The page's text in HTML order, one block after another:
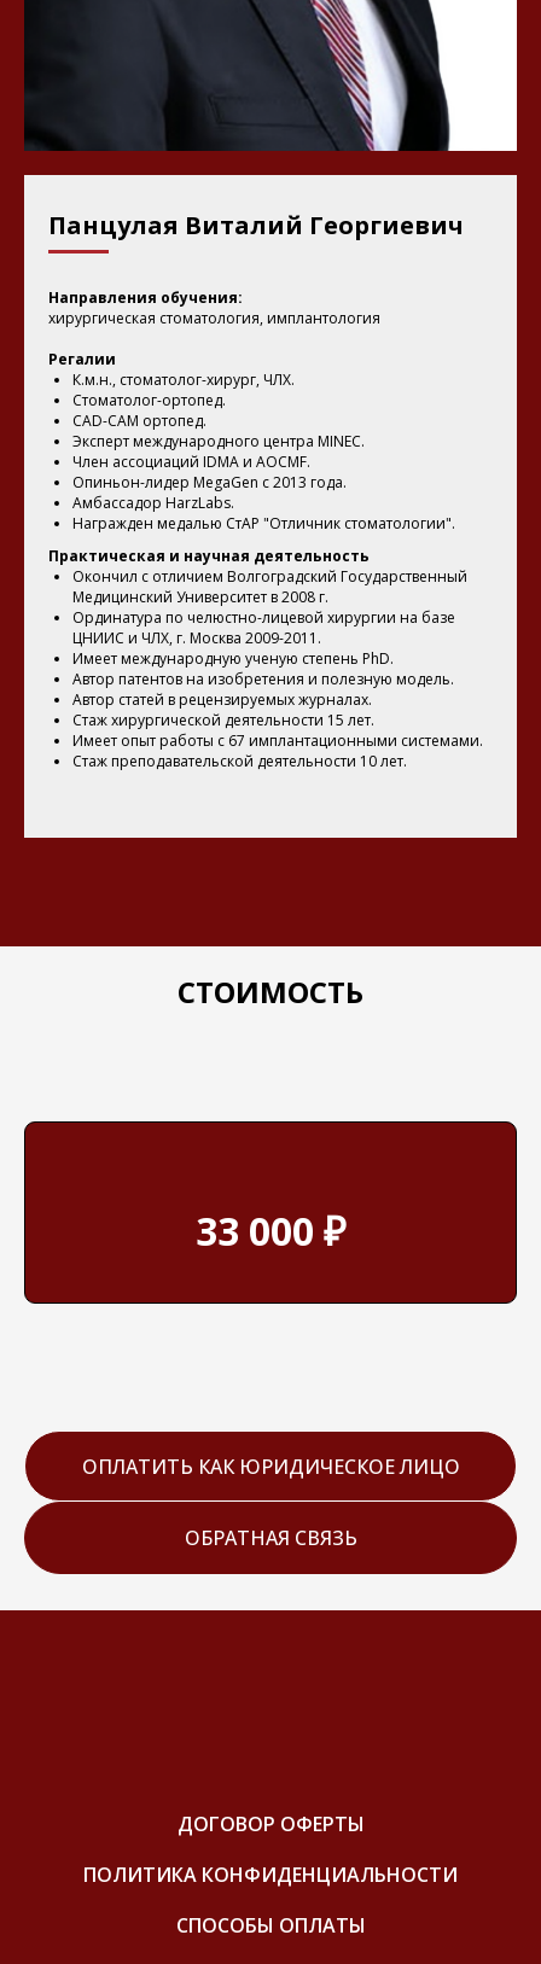
Панцулая Виталий Георгиевич
Направления обучения:
хирургическая стоматология, имплантология
Регалии
К.м.н., стоматолог-хирург, ЧЛХ.
Стоматолог-ортопед.
CAD-CAM ортопед.
Эксперт международного центра MINEC.
Член ассоциаций IDMA и AOCMF.
Опиньон-лидер MegaGen с 2013 года.
Амбассадор HarzLabs.
Награжден медалью СтАР "Отличник стоматологии".
Практическая и научная деятельность
Окончил с отличием Волгоградский Государственный
Медицинский Университет в 2008 г.
Ординатура по челюстно-лицевой хирургии на базе
ЦНИИС и ЧЛХ, г. Москва 2009-2011.
Имеет международную ученую степень PhD.
Автор патентов на изобретения и полезную модель.
Автор статей в рецензируемых журналах.
Стаж хирургической деятельности 15 лет.
Имеет опыт работы с 67 имплантационными системами.
Стаж преподавательской деятельности 10 лет.
СТОИМОСТЬ
33 000 ₽
ОПЛАТИТЬ КАК ЮРИДИЧЕСКОЕ ЛИЦО
ОБРАТНАЯ СВЯЗЬ
ДОГОВОР ОФЕРТЫ
ПОЛИТИКА КОНФИДЕНЦИАЛЬНОСТИ
СПОСОБЫ ОПЛАТЫ